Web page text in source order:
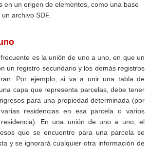
en un origen de elementos, como una base
archivo SDF.
es la unión de uno a uno, en que un
un registro secundario y los demás registros
Por ejemplo, si va a unir una tabla de
capa que representa parcelas, debe tener
para una propiedad determinada (por
residencias en esa parcela o varios
En una unión de uno a uno, el
que se encuentre para una parcela se
y se ignorará cualquier otra información de